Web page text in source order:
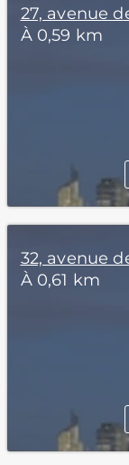
27, avenue
À 0,59 km
32, avenue
À 0,61 km